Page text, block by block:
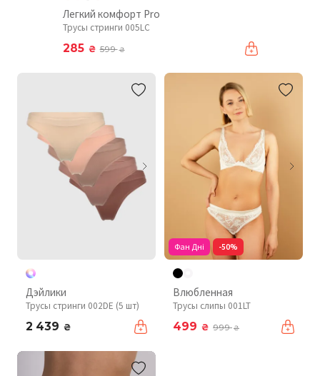
Легкий комфорт Pro
Трусы стринги 005LC
285 ₴ 599₴
Дэйлики
Трусы стринги 002DE (5 шт)
2 439 ₴
Фан Дні -50%
Влюбленная
Трусы слипы 001LT
499 ₴ 999₴